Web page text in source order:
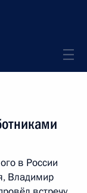
в России
Владимир